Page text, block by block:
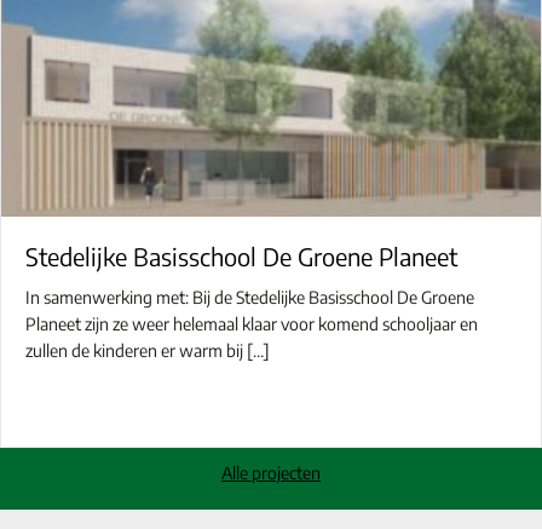
Stedelijke Basisschool De Groene Planeet
In samenwerking met: Bij de Stedelijke Basisschool De Groene
Planeet zijn ze weer helemaal klaar voor komend schooljaar en
zullen de kinderen er warm bij […]
Alle projecten